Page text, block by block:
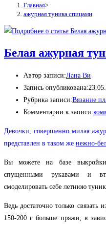
Главная>
ажурная туника спицами
Белая ажурная
Автор записи:Лана Ви
Запись опубликована:
Рубрика записи:Вязание
Комментарии к записи:
Девочки, совершенно милая
представлен в таком же нежно-
Вы можете на базе
спущенными рукавами и
смоделировать себе летнюю
Ведь достаточно только связать
150-200 г больше пряжи, в